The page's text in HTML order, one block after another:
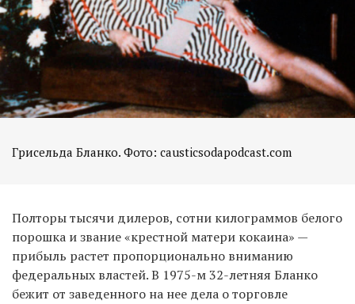
Грисельда Бланко. Фото: causticsodapodcast.com
Полторы тысячи дилеров, сотни килограммов белого
порошка и звание «крестной матери кокаина» —
прибыль растет пропорционально вниманию
федеральных властей. В 1975-м 32-летняя Бланко
бежит от заведенного на нее дела о торговле